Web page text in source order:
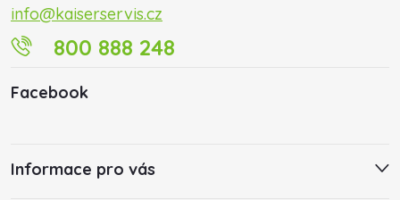
info@kaiserservis.cz
800 888 248
Facebook
Informace pro vás